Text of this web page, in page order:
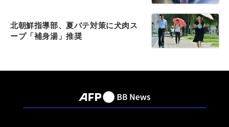
北朝鮮指導部、夏バテ対策に犬肉ス
ープ「補身湯」推奨